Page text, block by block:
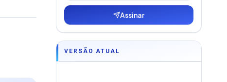
Assinar
VERSÃO ATUAL